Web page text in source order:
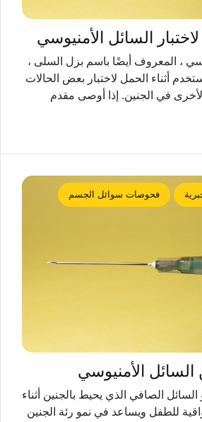
السائل الأمنيوسي
، المعروف أيضًا باسم بزل السلى ،
أثناء الحمل لاختبار بعض الحالات
الأخرى في الجنين. إذا أوصى مقدم
فحوصات سوائل الجسم
الأمنيوسي
السائل الصافي الذي يحيط بالجنين أثناء
للطفل ويساعد في نمو رئة الجنين